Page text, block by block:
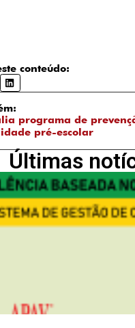
conteúdo:
programa de
pré-escolar
Últimas